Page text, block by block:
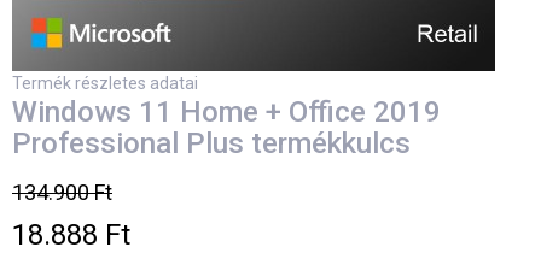
Termék részletes adatai
Windows 11 Home + Office 2019
Professional Plus termékkulcs
134.900 Ft
18.888 Ft